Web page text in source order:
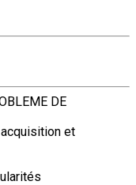
DE
et